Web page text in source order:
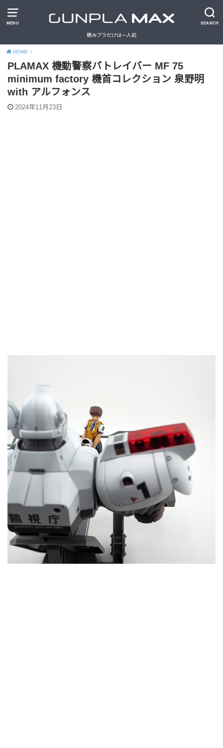
MENU SEARCH
積みプラだけは一人前
HOME
PLAMAX 機動警察パトレイバー MF 75
minimum factory 機首コレクション 泉野明
with アルフォンス
2024年11月23日